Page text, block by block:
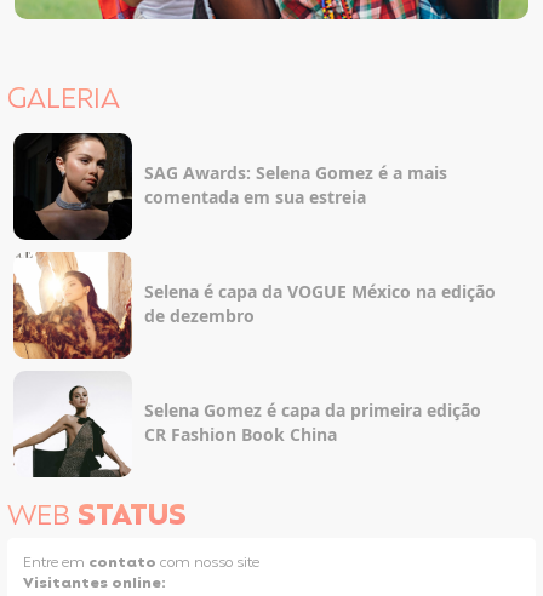
GALERIA
SAG Awards: Selena Gomez é a mais
comentada em sua estreia
Selena é capa da VOGUE México na edição
de dezembro
Selena Gomez é capa da primeira edição
CR Fashion Book China
WEB STATUS
Entre em contato com nosso site
Visitantes online: